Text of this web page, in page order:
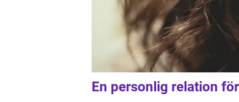
En personlig relation